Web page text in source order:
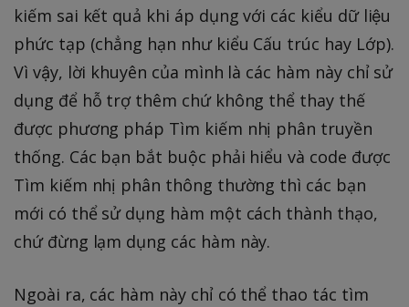
kiếm sai kết quả khi áp dụng với các kiểu dữ liệu
phức tạp (chẳng hạn như kiểu Cấu trúc hay Lớp).
Vì vậy, lời khuyên của mình là các hàm này chỉ sử
dụng để hỗ trợ thêm chứ không thể thay thế
được phương pháp Tìm kiếm nhị phân truyền
thống. Các bạn bắt buộc phải hiểu và code được
Tìm kiếm nhị phân thông thường thì các bạn
mới có thể sử dụng hàm một cách thành thạo,
chứ đừng lạm dụng các hàm này.
Ngoài ra, các hàm này chỉ có thể thao tác tìm